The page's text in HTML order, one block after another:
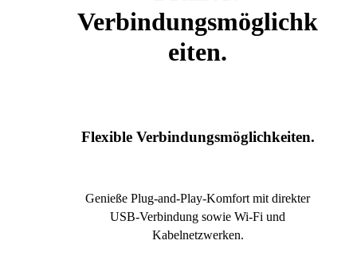
Verbindungsmöglichk
eiten.
Flexible Verbindungsmöglichkeiten.
Genieße Plug-and-Play-Komfort mit direkter
USB-Verbindung sowie Wi-Fi und
Kabelnetzwerken.